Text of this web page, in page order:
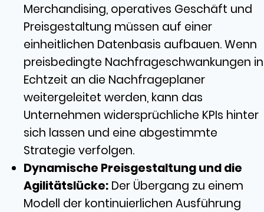
Merchandising, operatives Geschäft und
Preisgestaltung müssen auf einer
einheitlichen Datenbasis aufbauen. Wenn
preisbedingte Nachfrageschwankungen in
Echtzeit an die Nachfrageplaner
weitergeleitet werden, kann das
Unternehmen widersprüchliche KPIs hinter
sich lassen und eine abgestimmte
Strategie verfolgen.
Dynamische Preisgestaltung und die
Agilitätslücke: Der Übergang zu einem
Modell der kontinuierlichen Ausführung